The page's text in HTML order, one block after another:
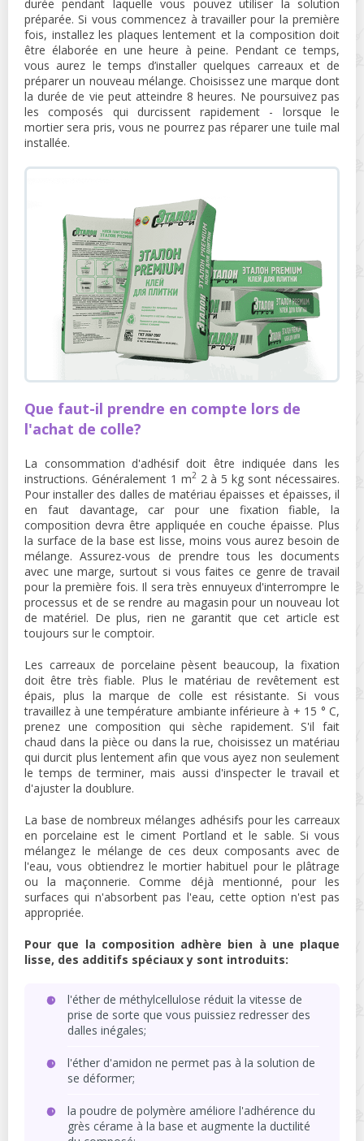
durée pendant laquelle vous pouvez utiliser la solution
préparée. Si vous commencez à travailler pour la première
fois, installez les plaques lentement et la composition doit
être élaborée en une heure à peine. Pendant ce temps,
vous aurez le temps d’installer quelques carreaux et de
préparer un nouveau mélange. Choisissez une marque dont
la durée de vie peut atteindre 8 heures. Ne poursuivez pas
les composés qui durcissent rapidement - lorsque le
mortier sera pris, vous ne pourrez pas réparer une tuile mal
installée.
Que faut-il prendre en compte lors de
l'achat de colle?
La consommation d'adhésif doit être indiquée dans les
instructions. Généralement 1 m22 à 5 kg sont nécessaires.
Pour installer des dalles de matériau épaisses et épaisses, il
en faut davantage, car pour une fixation fiable, la
composition devra être appliquée en couche épaisse. Plus
la surface de la base est lisse, moins vous aurez besoin de
mélange. Assurez-vous de prendre tous les documents
avec une marge, surtout si vous faites ce genre de travail
pour la première fois. Il sera très ennuyeux d'interrompre le
processus et de se rendre au magasin pour un nouveau lot
de matériel. De plus, rien ne garantit que cet article est
toujours sur le comptoir.
Les carreaux de porcelaine pèsent beaucoup, la fixation
doit être très fiable. Plus le matériau de revêtement est
épais, plus la marque de colle est résistante. Si vous
travaillez à une température ambiante inférieure à + 15 ° C,
prenez une composition qui sèche rapidement. S'il fait
chaud dans la pièce ou dans la rue, choisissez un matériau
qui durcit plus lentement afin que vous ayez non seulement
le temps de terminer, mais aussi d'inspecter le travail et
d'ajuster la doublure.
La base de nombreux mélanges adhésifs pour les carreaux
en porcelaine est le ciment Portland et le sable. Si vous
mélangez le mélange de ces deux composants avec de
l'eau, vous obtiendrez le mortier habituel pour le plâtrage
ou la maçonnerie. Comme déjà mentionné, pour les
surfaces qui n'absorbent pas l'eau, cette option n'est pas
appropriée.
Pour que la composition adhère bien à une plaque
lisse, des additifs spéciaux y sont introduits:
l'éther de méthylcellulose réduit la vitesse de
prise de sorte que vous puissiez redresser des
dalles inégales;
l'éther d'amidon ne permet pas à la solution de
se déformer;
la poudre de polymère améliore l'adhérence du
grès cérame à la base et augmente la ductilité